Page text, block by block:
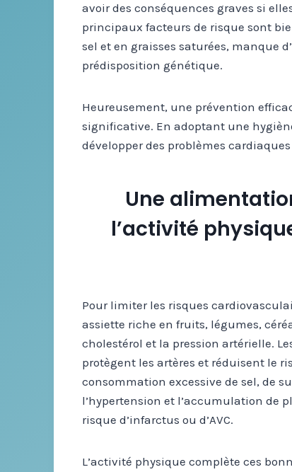
avoir des conséquences graves si
principaux facteurs de risque sont
sel et en graisses saturées, manque
prédisposition génétique.
Heureusement, une prévention
significative. En adoptant une
développer des problèmes
Une
l’activité
Pour limiter les risques
assiette riche en fruits, légumes,
cholestérol et la pression artérielle.
protègent les artères et réduisent le
consommation excessive de sel, de
l’hypertension et l’accumulation de
risque d’infarctus ou d’AVC.
L’activité physique complète ces